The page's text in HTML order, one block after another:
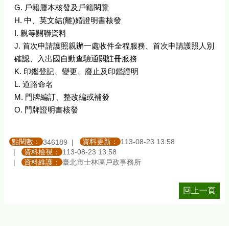
G. 戶籍謄本核發及戶籍閱覽
H. 中、英文結(離)婚證明書核發
I. 親等關聯資料
J. 首次申請護照親辦一處收件全程服務、首次申請護照人別
確認、入出國自動查驗通關註冊服務
K. 印鑑登記、變更、廢止及印鑑證明
L. 道路命名
M. 門牌編訂、整改編或補發
O. 門牌證明書核發
點閱數： 346189 資料更新：
113-08-23 13:58
資料檢視：
113-08-23 13:58
資料維護：
臺北市士林區戶政事務所
回上一頁